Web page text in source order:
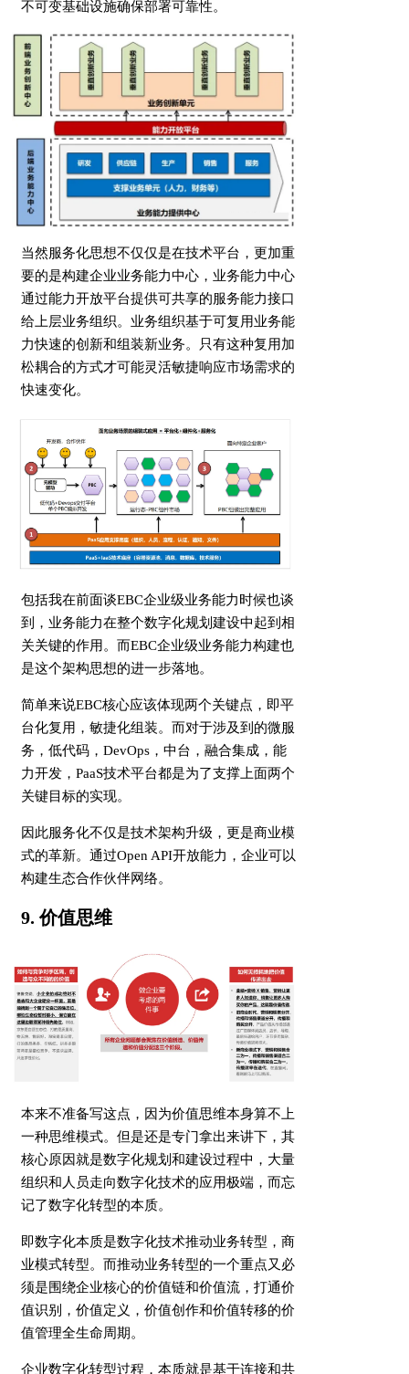
不可变基础设施确保部署可靠性。
当然服务化思想不仅仅是在技术平台，更加重
要的是构建企业业务能力中心，业务能力中心
通过能力开放平台提供可共享的服务能力接口
给上层业务组织。业务组织基于可复用业务能
力快速的创新和组装新业务。只有这种复用加
松耦合的方式才可能灵活敏捷响应市场需求的
快速变化。
包括我在前面谈EBC企业级业务能力时候也谈
到，业务能力在整个数字化规划建设中起到相
关关键的作用。而EBC企业级业务能力构建也
是这个架构思想的进一步落地。
简单来说EBC核心应该体现两个关键点，即平
台化复用，敏捷化组装。而对于涉及到的微服
务，低代码，DevOps，中台，融合集成，能
力开发，PaaS技术平台都是为了支撑上面两个
关键目标的实现。
因此服务化不仅是技术架构升级，更是商业模
式的革新。通过Open API开放能力，企业可以
构建生态合作伙伴网络。
9. 价值思维
本来不准备写这点，因为价值思维本身算不上
一种思维模式。但是还是专门拿出来讲下，其
核心原因就是数字化规划和建设过程中，大量
组织和人员走向数字化技术的应用极端，而忘
记了数字化转型的本质。
即数字化本质是数字化技术推动业务转型，商
业模式转型。而推动业务转型的一个重点又必
须是围绕企业核心的价值链和价值流，打通价
值识别，价值定义，价值创作和价值转移的价
值管理全生命周期。
企业数字化转型过程，本质就是基于连接和共